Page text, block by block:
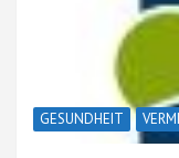
GESUNDHEIT